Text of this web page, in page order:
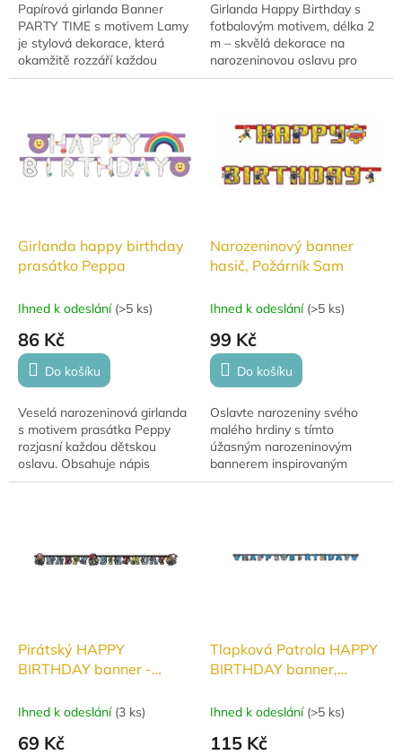
Papírová girlanda Banner
PARTY TIME s motivem Lamy
je stylová dekorace, která
okamžitě rozzáří každou
oslavu. Díky délce 240 cm a
Girlanda Happy Birthday s
fotbalovým motivem, délka 2
m – skvělá dekorace na
narozeninovou oslavu pro
malé fotbalové fanoušky.
Girlanda happy birthday
prasátko Peppa
Ihned k odeslání (>5 ks)
86 Kč
Do košíku
Veselá narozeninová girlanda
s motivem prasátka Peppy
rozjasní každou dětskou
oslavu. Obsahuje nápis
"Happy Birthday" a má délku
Narozeninový banner
hasič, Požárník Sam
Ihned k odeslání (>5 ks)
99 Kč
Do košíku
Oslavte narozeniny svého
malého hrdiny s tímto
úžasným narozeninovým
bannerem inspirovaným
oblíbeným dětským seriálem
Pirátský HAPPY
BIRTHDAY banner -
Ihned k odeslání (3 ks)
69 Kč
Tlapková Patrola HAPPY
BIRTHDAY banner,
Ihned k odeslání (>5 ks)
115 Kč